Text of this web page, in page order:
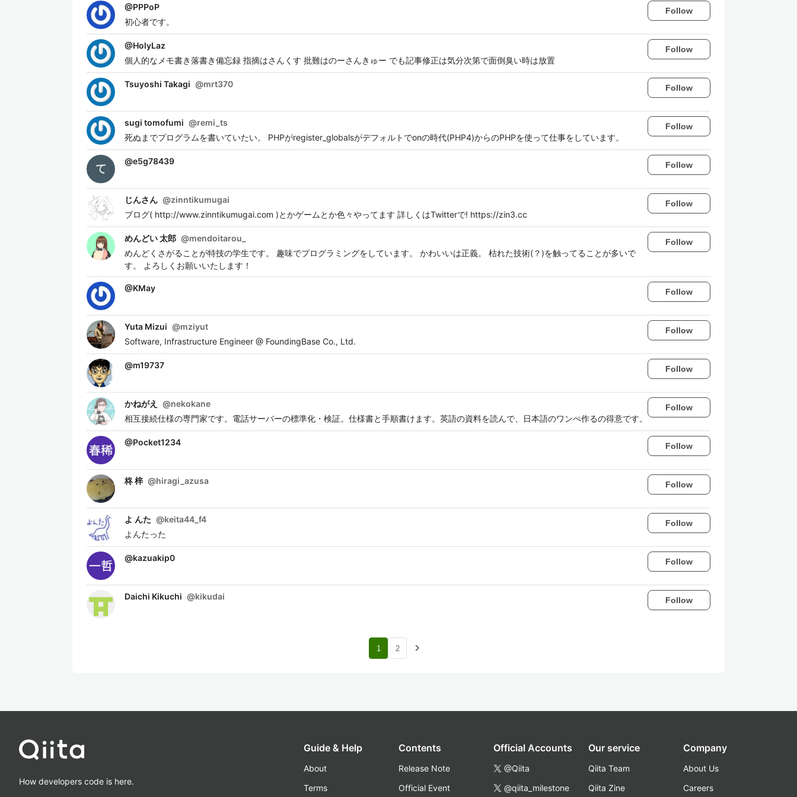
@PPPoP
初心者です。
Follow
@HolyLaz
個人的なメモ書き落書き備忘録 指摘はさんくす 批難はのーさんきゅー でも記事修正は気分次第で面倒臭い時は放置
Follow
Tsuyoshi Takagi @mrt370 Follow
sugi tomofumi @remi_ts
死ぬまでプログラムを書いていたい。 PHPがregister_globalsがデフォルトでonの時代(PHP4)からのPHPを使って仕事をしています。
Follow
@e5g78439 Follow
じんさん @zinntikumugai
ブログ( http://www.zinntikumugai.com )とかゲームとか色々やってます 詳しくはTwitterで! https://zin3.cc
Follow
めんどい 太郎 @mendoitarou_
めんどくさがることが特技の学生です。 趣味でプログラミングをしています。 かわいいは正義。 枯れた技術(？)を触ってることが多いで
す。 よろしくお願いいたします！
Follow
@KMay Follow
Yuta Mizui @mziyut
Software, Infrastructure Engineer @ FoundingBase Co., Ltd.
Follow
@m19737 Follow
かねがえ @nekokane
相互接続仕様の専門家です。電話サーバーの標準化・検証。仕様書と手順書けます。英語の資料を読んで、日本語のワンぺ作るの得意です。
Follow
@Pocket1234 Follow
柊 梓 @hiragi_azusa Follow
よ んた @keita44_f4
よんたった
Follow
@kazuakip0 Follow
Daichi Kikuchi @kikudai Follow
1 2 navigate_next
How developers code is here.
Guide & Help
About
Terms
Contents
Release Note
Official Event
Official Accounts
@Qiita
@qiita_milestone
Our service
Qiita Team
Qiita Zine
Company
About Us
Careers